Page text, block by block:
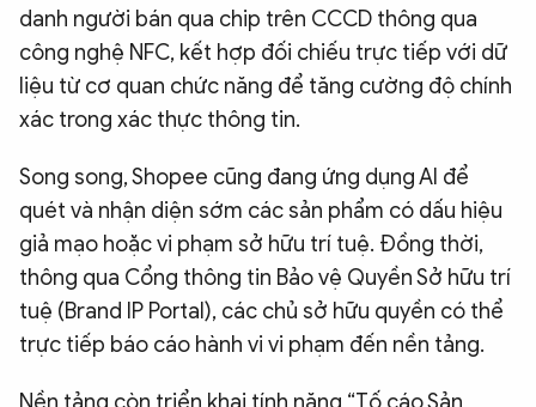
danh người bán qua chip trên CCCD thông qua
công nghệ NFC, kết hợp đối chiếu trực tiếp với dữ
liệu từ cơ quan chức năng để tăng cường độ chính
xác trong xác thực thông tin.
Song song, Shopee cũng đang ứng dụng AI để
quét và nhận diện sớm các sản phẩm có dấu hiệu
giả mạo hoặc vi phạm sở hữu trí tuệ. Đồng thời,
thông qua Cổng thông tin Bảo vệ Quyền Sở hữu trí
tuệ (Brand IP Portal), các chủ sở hữu quyền có thể
trực tiếp báo cáo hành vi vi phạm đến nền tảng.